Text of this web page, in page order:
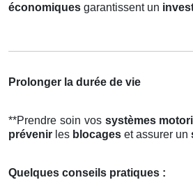
économiques garantissent un
Prolonger la durée de vie
**Prendre soin vos systèmes
prévenir les blocages et assurer un
Quelques conseils pratiques :